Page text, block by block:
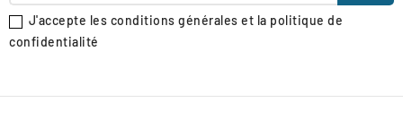
J'accepte les conditions générales et la politique de
confidentialité